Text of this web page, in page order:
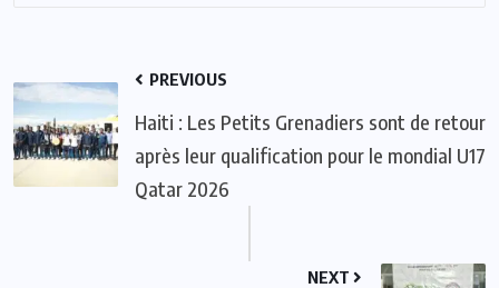
PREVIOUS
Haiti : Les Petits Grenadiers sont de retour
après leur qualification pour le mondial U17
Qatar 2026
NEXT